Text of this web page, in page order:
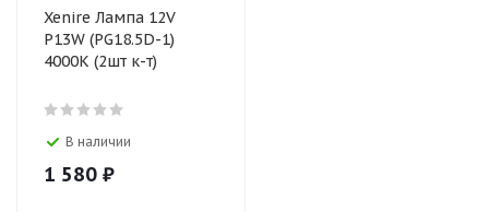
Xenire Лампа 12V
P13W (PG18.5D-1)
4000К (2шт к-т)
В наличии
1 580 ₽